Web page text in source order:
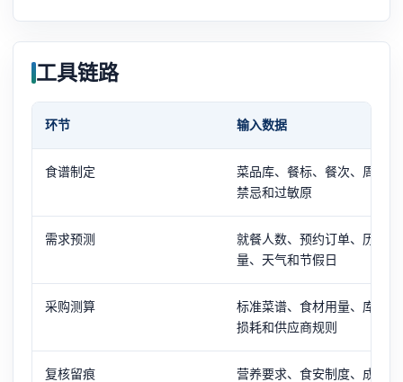
工具链路
环节 输入数据
食谱制定
菜品库、餐标、餐次、周期、
禁忌和过敏原
需求预测
就餐人数、预约订单、历史销
量、天气和节假日
采购测算
标准菜谱、食材用量、库存、
损耗和供应商规则
复核留痕
营养要求、食安制度、成本边